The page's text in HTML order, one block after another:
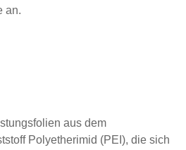
an.
aus dem
Polyetherimid (PEI), die sich